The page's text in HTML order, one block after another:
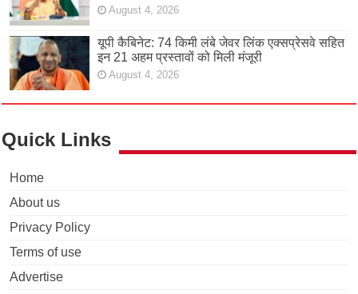
August 4, 2026
यूपी कैबिनेट: 74 किमी लंबे जेवर लिंक एक्सप्रेसवे सहित
इन 21 अहम प्रस्तावों को मिली मंजूरी
August 4, 2026
Quick Links
Home
About us
Privacy Policy
Terms of use
Advertise